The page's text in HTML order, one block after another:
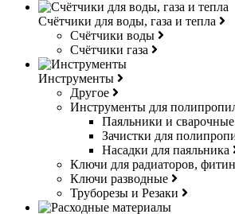
Счётчики для воды, газа и тепла
Счётчики воды
Счётчики газа
Инструменты
Другое
Инструменты для
Паяльники и
Зачистки для
Насадки для паяльника
Ключи для радиаторов,
Ключи разводные
Труборезы и Резаки